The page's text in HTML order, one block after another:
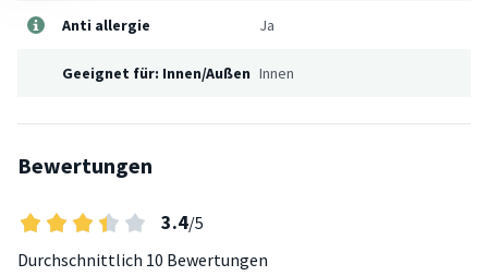
Anti allergie Ja
Geeignet für: Innen/Außen Innen
Bewertungen
3.4/5
Durchschnittlich 10 Bewertungen